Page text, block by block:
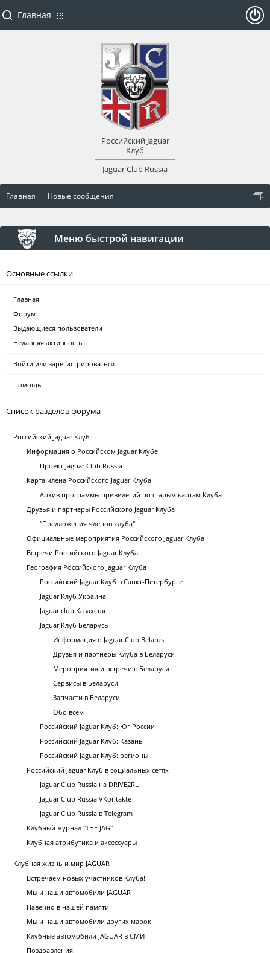
Главная Новые сообщения
Меню быстрой навигации
Основные ссылки
Главная
Форум
Выдающиеся пользователи
Недавняя активность
Войти или зарегистрироваться
Помощь
Список разделов форума
Российский Jaguar Клуб
Информация о Российском Jaguar Клубе
Проект Jaguar Club Russia
Карта члена Российского Jaguar Клуба
Архив программы привилегий по старым картам Клуба
Друзья и партнеры Российского Jaguar Клуба
"Предложения членов клуба"
Официальные мероприятия Российского Jaguar Клуба
Встречи Российского Jaguar Клуба
География Российского Jaguar Клуба
Российский Jaguar Клуб в Санкт-Петербурге
Jaguar Клуб Украина
Jaguar club Казахстан
Jaguar Клуб Беларусь
Информация о Jaguar Club Belarus
Друзья и партнёры Клуба в Беларуси
Мероприятия и встречи в Беларуси
Сервисы в Беларуси
Запчасти в Беларуси
Обо всем
Российский Jaguar Клуб: Юг России
Российский Jaguar Клуб: Казань
Российский Jaguar Клуб: регионы
Российский Jaguar Клуб в социальных сетях
Jaguar Club Russia на DRIVE2RU
Jaguar Club Russia VKontakte
Jaguar Club Russia в Telegram
Клубный журнал "THE JAG"
Клубная атрибутика и аксессуары
Клубная жизнь и мир JAGUAR
Встречаем новых участников Клуба!
Мы и наши автомобили JAGUAR
Навечно в нашей памяти
Мы и наши автомобили других марок
Клубные автомобили JAGUAR в СМИ
Поздравления!
Главная
Российский Jaguar
Клуб
Jaguar Club Russia
оват